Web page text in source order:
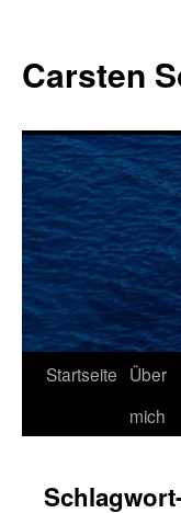
Carsten
Zum
Startseite Über
mich